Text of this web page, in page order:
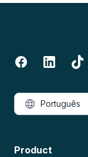
Product
Português